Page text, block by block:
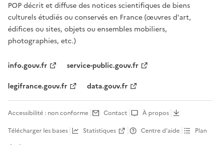
POP décrit et diffuse des notices scientifiques de biens
culturels étudiés ou conservés en France (œuvres d'art,
édifices ou sites, objets ou ensembles mobiliers,
photographies, etc.)
info.gouv.fr
service-public.gouv.fr
legifrance.gouv.fr
data.gouv.fr
Accessibilité : non conforme Contact
À propos
Télécharger les bases
Statistiques Centre d’aide
Plan